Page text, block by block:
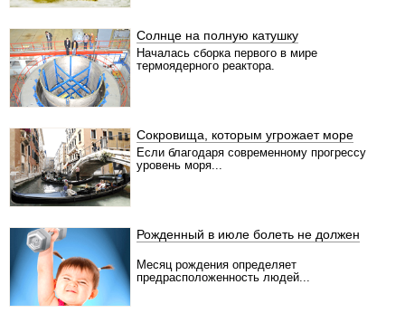
Солнце на полную катушку
Началась сборка первого в мире
термоядерного реактора.
Сокровища, которым угрожает море
Если благодаря современному прогрессу
уровень моря...
Рожденный в июле болеть не должен
Месяц рождения определяет
предрасположенность людей...